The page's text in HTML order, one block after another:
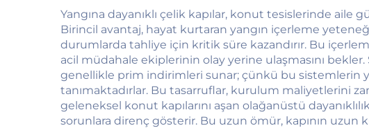
Arkası
Ses
Yangına dayanıklı çelik kapılar, konut tesislerinde
Birincil avantaj, hayat kurtaran yangın içerleme
durumlarda tahliye için kritik süre kazandırır. Bu
acil müdahale ekiplerinin olay yerine ulaşmasını
genellikle prim indirimleri sunar; çünkü bu sistemlerin
tanımaktadırlar. Bu tasarruflar, kurulum maliyetlerini
geleneksel konut kapılarını aşan olağanüstü
sorunlara direnç gösterir. Bu uzun ömür, kapının